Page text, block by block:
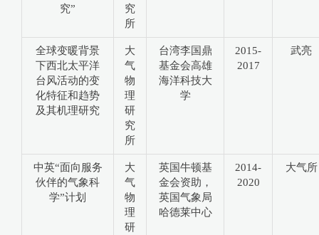
究”
究
所
全球变暖背景
下西北太平洋
台风活动的变
化特征和趋势
及其机理研究
大
气
物
理
研
究
所
台湾李国鼎
基金会高雄
海洋科技大
学
2015-
2017
武亮
中英“面向服务
伙伴的气象科
学”计划
大
气
物
理
研
英国牛顿基
金会资助，
英国气象局
哈德莱中心
2014-
2020
大气所